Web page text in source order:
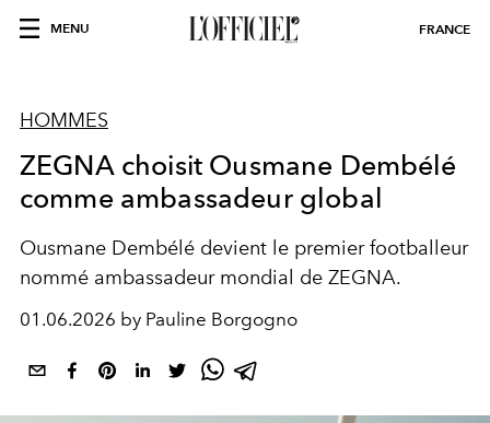
MENU FRANCE
HOMMES
ZEGNA choisit Ousmane Dembélé
comme ambassadeur global
Ousmane Dembélé devient le premier footballeur
nommé ambassadeur mondial de ZEGNA.
01.06.2026 by Pauline Borgogno